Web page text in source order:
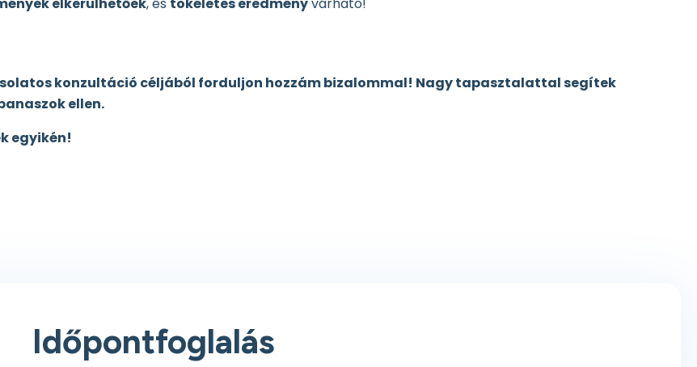
konzultáció céljából forduljon hozzám bizalommal! Nagy tapasztalattal segítek
ellen.
egyikén!
Időpontfoglalás